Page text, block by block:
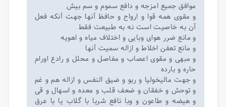
موافق جمیع امزجه و دافع سموم و سم بیش
و مقوی همه قوا و ارواح و حافظ آنها جهت آنکه فعل
آن به خاصیت است نه به طبیعت فقط
و مانع ضرر هوای وبایی و اختلاف میاه و اهویه
و مانع تعفن اخلاط و ازاله سمیت آنها
و مبهی و مقوی اعصاب و مفاصل و محلل و رادع اورام
حاره و بارده
و جهت مالیخولیا و ربو و ضیق النفس و ازاله هم و غم
و توحش و خفقان و ضعف قلب و معده و اسهال و قی
و هیضه و طاعون و وبا نافع شربا با گلاب یا با عرق